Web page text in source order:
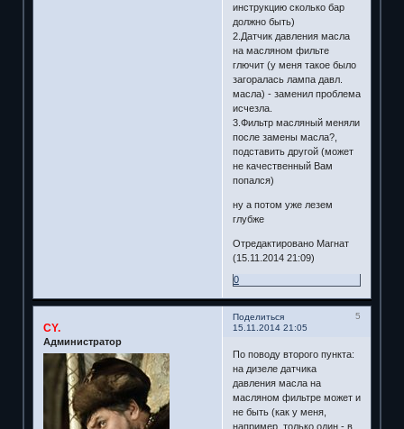
инструкцию сколько бар
должно быть)
2.Датчик давления масла
на масляном фильте
глючит (у меня такое было
загоралась лампа давл.
масла) - заменил проблема
исчезла.
3.Фильтр масляный меняли
после замены масла?,
подставить другой (может
не качественный Вам
попался)
ну а потом уже лезем
глубже
Отредактировано Магнат
(15.11.2014 21:09)
0
Поделиться
5
15.11.2014 21:05
CY.
Администратор
По поводу второго пункта:
на дизеле датчика
давления масла на
масляном фильтре может и
не быть (как у меня,
например, только один - в